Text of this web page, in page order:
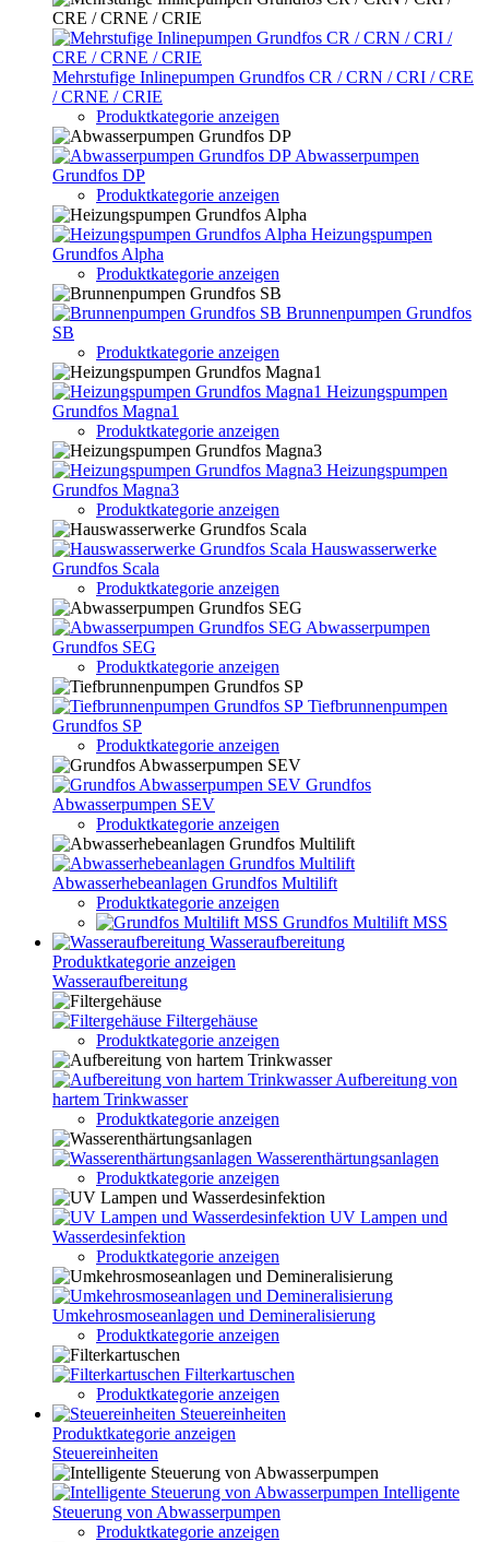
Mehrstufige Inlinepumpen Grundfos CR / CRN / CRI / CRE
/ CRNE / CRIE
Produktkategorie anzeigen
Abwasserpumpen
Grundfos DP
Produktkategorie anzeigen
Heizungspumpen
Grundfos Alpha
Produktkategorie anzeigen
Brunnenpumpen Grundfos
SB
Produktkategorie anzeigen
Heizungspumpen
Grundfos Magna1
Produktkategorie anzeigen
Heizungspumpen
Grundfos Magna3
Produktkategorie anzeigen
Hauswasserwerke
Grundfos Scala
Produktkategorie anzeigen
Abwasserpumpen
Grundfos SEG
Produktkategorie anzeigen
Tiefbrunnenpumpen
Grundfos SP
Produktkategorie anzeigen
Grundfos
Abwasserpumpen SEV
Produktkategorie anzeigen
Abwasserhebeanlagen Grundfos Multilift
Produktkategorie anzeigen
Grundfos Multilift MSS
Wasseraufbereitung
Produktkategorie anzeigen
Wasseraufbereitung
Filtergehäuse
Produktkategorie anzeigen
Aufbereitung von
hartem Trinkwasser
Produktkategorie anzeigen
Wasserenthärtungsanlagen
Produktkategorie anzeigen
UV Lampen und
Wasserdesinfektion
Produktkategorie anzeigen
Umkehrosmoseanlagen und Demineralisierung
Produktkategorie anzeigen
Filterkartuschen
Produktkategorie anzeigen
Steuereinheiten
Produktkategorie anzeigen
Steuereinheiten
Intelligente
Steuerung von Abwasserpumpen
Produktkategorie anzeigen